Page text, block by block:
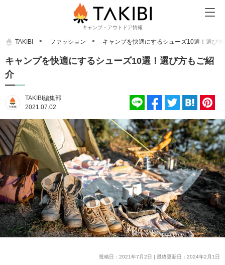
キャンプ・アウトドア情報
TAKIBI ファッション キャンプを快適にするシューズ10選！選び
キャンプを快適にするシューズ10選！選び方もご紹
介
TAKIBI編集部
2021.07.02
投稿日：2021年7月2日 | 最終更新日：2024年2月1日